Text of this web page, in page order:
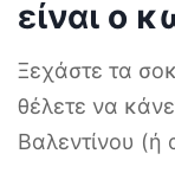
είναι ο
Ξεχάστε τα
θέλετε να
Βαλεντίνου (ή